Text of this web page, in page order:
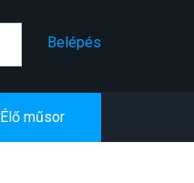
Belépés
Élő műsor